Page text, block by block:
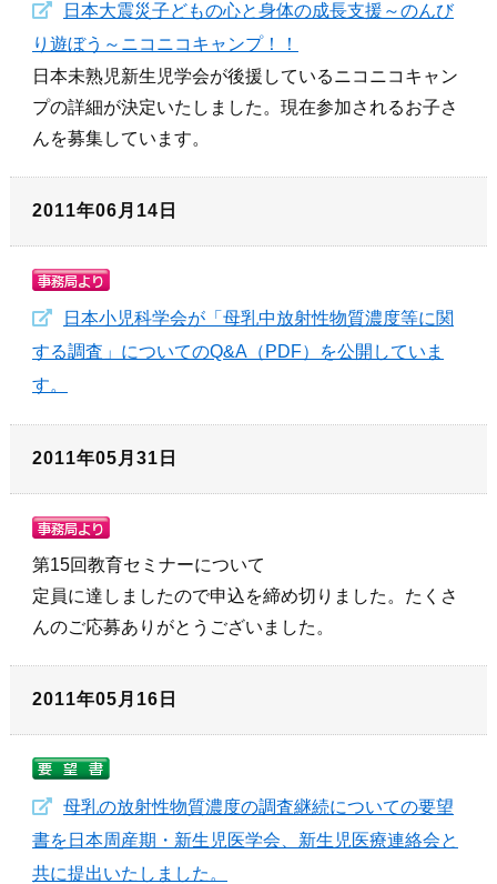
日本大震災子どもの心と身体の成長支援～のんび
り遊ぼう～ニコニコキャンプ！！
日本未熟児新生児学会が後援しているニコニコキャン
プの詳細が決定いたしました。現在参加されるお子さ
んを募集しています。
2011年06月14日
日本小児科学会が「母乳中放射性物質濃度等に関
する調査」についてのQ&A（PDF）を公開していま
す。
2011年05月31日
第15回教育セミナーについて
定員に達しましたので申込を締め切りました。たくさ
んのご応募ありがとうございました。
2011年05月16日
母乳の放射性物質濃度の調査継続についての要望
書を日本周産期・新生児医学会、新生児医療連絡会と
共に提出いたしました。